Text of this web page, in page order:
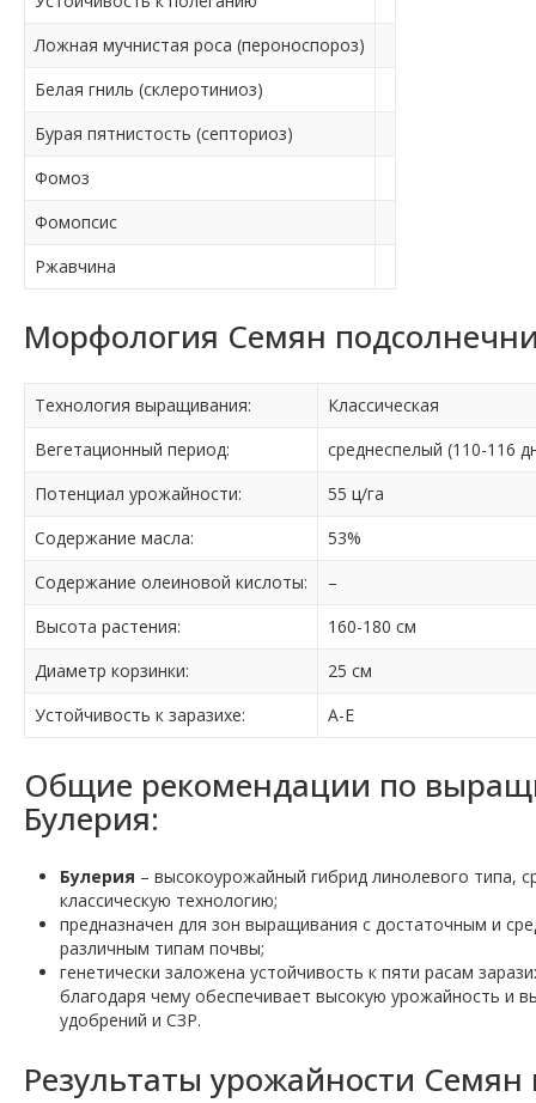
Ложная мучнистая роса (пероноспороз)
Белая гниль (склеротиниоз)
Бурая пятнистость (септориоз)
Фомоз
Фомопсис
Ржавчина
Морфология Семян
Технология выращивания:
Классическая
Вегетационный период:
среднеспелый (110-116
Потенциал урожайности:
55 ц/га
Содержание масла:
53%
Содержание олеиновой кислоты:
–
Высота растения:
160-180 см
Диаметр корзинки:
25 см
Устойчивость к заразихе:
A-E
Общие рекомендации по
Булерия:
Булерия – высокоурожайный гибрид линолевого типа,
классическую технологию;
предназначен для зон выращивания с достаточным и
различным типам почвы;
генетически заложена устойчивость к пяти расам
благодаря чему обеспечивает высокую урожайность и
удобрений и СЗР.
Результаты урожайности